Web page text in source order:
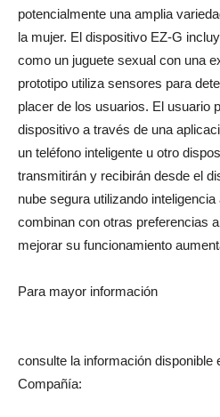
potencialmente una amplia
la mujer. El dispositivo EZ-G
como un juguete sexual con una
prototipo utiliza sensores para
placer de los usuarios. El usuario
dispositivo a través de una
un teléfono inteligente u otro
transmitirán y recibirán desde el
nube segura utilizando
combinan con otras preferencias
mejorar su funcionamiento
Para mayor información
consulte la información disponible
Compañía: